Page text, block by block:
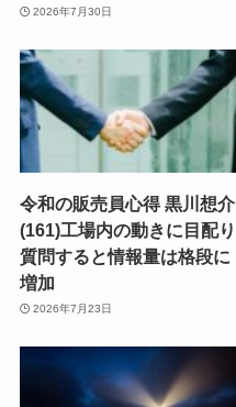
2026年7月30日
令和の販売員心得 黒川想介
(161)工場内の動きに目配り
質問すると情報量は格段に
増加
2026年7月23日